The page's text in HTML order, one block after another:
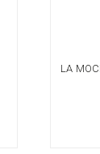
LA